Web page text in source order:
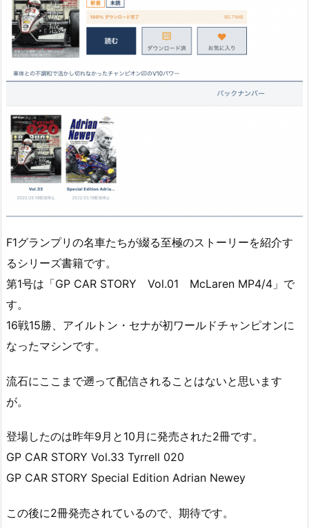
F1グランプリの名車たちが綴る至極のストーリーを紹介す
るシリーズ書籍です。
第1号は「GP CAR STORY Vol.01 McLaren MP4/4」で
す。
16戦15勝、アイルトン・セナが初ワールドチャンピオンに
なったマシンです。
流石にここまで遡って配信されることはないと思います
が。
登場したのは昨年9月と10月に発売された2冊です。
GP CAR STORY Vol.33 Tyrrell 020
GP CAR STORY Special Edition Adrian Newey
この後に2冊発売されているので、期待です。